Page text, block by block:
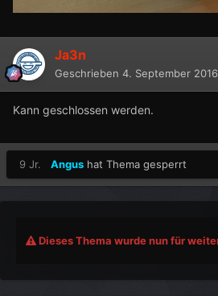
Ja3n
Geschrieben 4. September 2016
Kann geschlossen werden.
9 Jr. Angus hat Thema gesperrt
Dieses Thema wurde nun für